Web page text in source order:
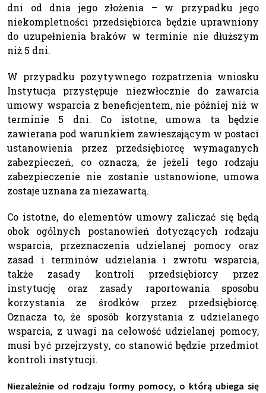
dni od dnia jego złożenia – w przypadku jego
niekompletności przedsiębiorca będzie uprawniony
do uzupełnienia braków w terminie nie dłuższym
niż 5 dni.
W przypadku pozytywnego rozpatrzenia wniosku
Instytucja przystępuje niezwłocznie do zawarcia
umowy wsparcia z beneficjentem, nie później niż w
terminie 5 dni. Co istotne, umowa ta będzie
zawierana pod warunkiem zawieszającym w postaci
ustanowienia przez przedsiębiorcę wymaganych
zabezpieczeń, co oznacza, że jeżeli tego rodzaju
zabezpieczenie nie zostanie ustanowione, umowa
zostaje uznana za niezawartą.
Co istotne, do elementów umowy zaliczać się będą
obok ogólnych postanowień dotyczących rodzaju
wsparcia, przeznaczenia udzielanej pomocy oraz
zasad i terminów udzielania i zwrotu wsparcia,
także zasady kontroli przedsiębiorcy przez
instytucję oraz zasady raportowania sposobu
korzystania ze środków przez przedsiębiorcę.
Oznacza to, że sposób korzystania z udzielanego
wsparcia, z uwagi na celowość udzielanej pomocy,
musi być przejrzysty, co stanowić będzie przedmiot
kontroli instytucji.
Niezależnie od rodzaju formy pomocy, o którą ubiega się